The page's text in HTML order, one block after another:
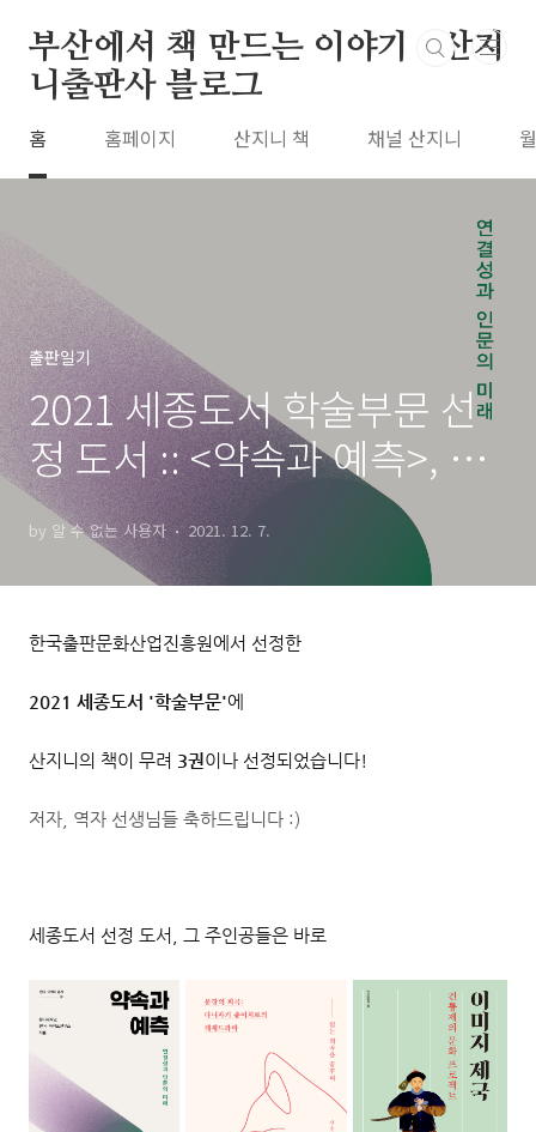
부산에서 책 만드는 이야기 : 산지
니출판사 블로그
홈 홈페이지 산지니 책 채널 산지니
출판일기
2021 세종도서 학술부문 선
정 도서 :: <약속과 예측>, <문
장의 희곡>, <이미지 제국>
by 알 수 없는 사용자 2021. 12. 7.
한국출판문화산업진흥원에서 선정한
2021 세종도서 '학술부문'에
산지니의 책이 무려 3권 이나 선정되었습니다!
저자, 역자 선생님들 축하드립니다 :)
세종도서 선정 도서, 그 주인공들은 바로